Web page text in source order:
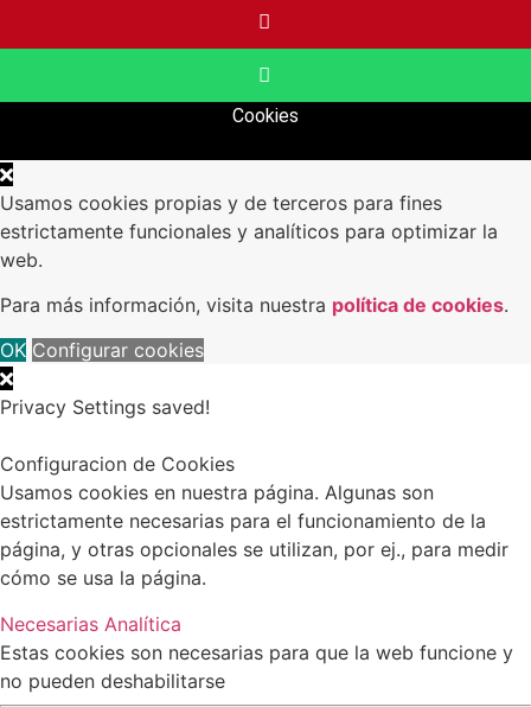
Cookies
Usamos cookies propias y de terceros para fines
estrictamente funcionales y analíticos para optimizar la
web.
Para más información, visita nuestra política de cookies.
OK Configurar cookies
Privacy Settings saved!
Configuracion de Cookies
Usamos cookies en nuestra página. Algunas son
estrictamente necesarias para el funcionamiento de la
página, y otras opcionales se utilizan, por ej., para medir
cómo se usa la página.
Necesarias Analítica
Estas cookies son necesarias para que la web funcione y
no pueden deshabilitarse